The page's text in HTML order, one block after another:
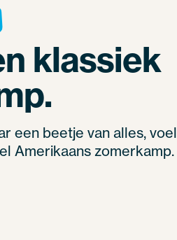
klassiek
een beetje van alles,
Amerikaans zomerkamp.